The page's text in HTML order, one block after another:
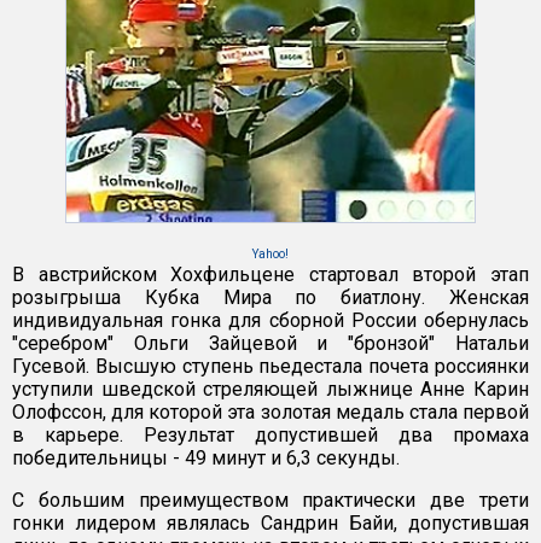
Yahoo!
В австрийском Хохфильцене стартовал второй этап
розыгрыша Кубка Мира по биатлону. Женская
индивидуальная гонка для сборной России обернулась
"серебром" Ольги Зайцевой и "бронзой" Натальи
Гусевой. Высшую ступень пьедестала почета россиянки
уступили шведской стреляющей лыжнице Анне Карин
Олофссон, для которой эта золотая медаль стала первой
в карьере. Результат допустившей два промаха
победительницы - 49 минут и 6,3 секунды.
С большим преимуществом практически две трети
гонки лидером являлась Сандрин Байи, допустившая